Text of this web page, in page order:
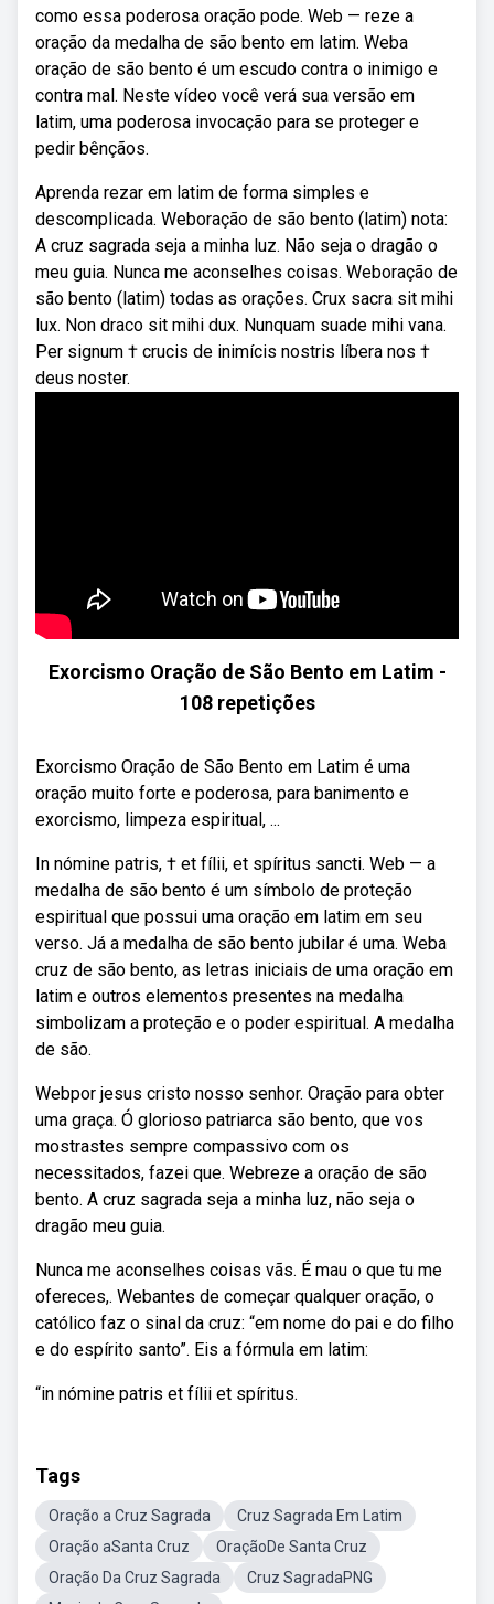
como essa poderosa oração pode. Web — reze a
oração da medalha de são bento em latim. Weba
oração de são bento é um escudo contra o inimigo e
contra mal. Neste vídeo você verá sua versão em
latim, uma poderosa invocação para se proteger e
pedir bênçãos.
Aprenda rezar em latim de forma simples e
descomplicada. Weboração de são bento (latim) nota:
A cruz sagrada seja a minha luz. Não seja o dragão o
meu guia. Nunca me aconselhes coisas. Weboração de
são bento (latim) todas as orações. Crux sacra sit mihi
lux. Non draco sit mihi dux. Nunquam suade mihi vana.
Per signum † crucis de inimícis nostris líbera nos †
deus noster.
Exorcismo Oração de São Bento em Latim -
108 repetições
Exorcismo Oração de São Bento em Latim é uma
oração muito forte e poderosa, para banimento e
exorcismo, limpeza espiritual, ...
In nómine patris, † et fílii, et spíritus sancti. Web — a
medalha de são bento é um símbolo de proteção
espiritual que possui uma oração em latim em seu
verso. Já a medalha de são bento jubilar é uma. Weba
cruz de são bento, as letras iniciais de uma oração em
latim e outros elementos presentes na medalha
simbolizam a proteção e o poder espiritual. A medalha
de são.
Webpor jesus cristo nosso senhor. Oração para obter
uma graça. Ó glorioso patriarca são bento, que vos
mostrastes sempre compassivo com os
necessitados, fazei que. Webreze a oração de são
bento. A cruz sagrada seja a minha luz, não seja o
dragão meu guia.
Nunca me aconselhes coisas vãs. É mau o que tu me
ofereces,. Webantes de começar qualquer oração, o
católico faz o sinal da cruz: “em nome do pai e do filho
e do espírito santo”. Eis a fórmula em latim:
“in nómine patris et fílii et spíritus.
Tags
Oração a Cruz Sagrada
Cruz Sagrada Em Latim
Oração aSanta Cruz
OraçãoDe Santa Cruz
Oração Da Cruz Sagrada
Cruz SagradaPNG